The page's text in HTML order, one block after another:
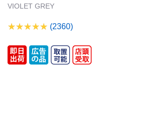
VIOLET GREY
(2360)